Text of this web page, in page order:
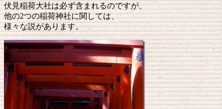
伏見稲荷大社は必ず含まれるのですが、
他の2つの稲荷神社に関しては、
様々な説があります。